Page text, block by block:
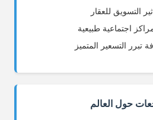
التسويق للعقار
اجتماعية طبيعية
التسعير المتميز
حول العالم